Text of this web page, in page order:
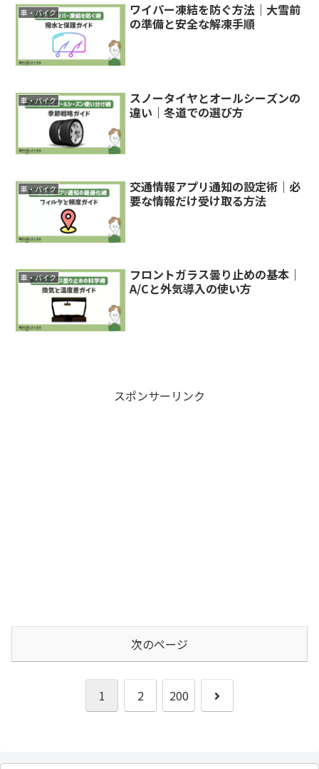
車・バイク
ワイパー凍結を防ぐ方法｜大雪前
の準備と安全な解凍手順
車・バイク
スノータイヤとオールシーズンの
違い｜冬道での選び方
車・バイク
交通情報アプリ通知の設定術｜必
要な情報だけ受け取る方法
車・バイク
フロントガラス曇り止めの基本｜
A/Cと外気導入の使い方
スポンサーリンク
次のページ
1 2 200
次